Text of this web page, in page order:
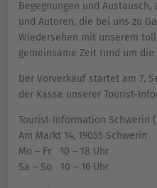
Begegnungen und
und Autoren, die bei uns zu
Wiedersehen mit unserem
gemeinsame Zeit rund um die
Der Vorverkauf startet am 7.
der Kasse unserer Tourist-
Tourist-Information Schwerin
Am Markt 14, 19055 Schwerin
Mo – Fr 10 – 18 Uhr
Sa – So 10 – 16 Uhr